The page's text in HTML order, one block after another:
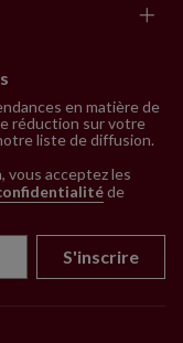
en matière de
réduction sur votre
liste de diffusion.
vous acceptez les
de
S'inscrire